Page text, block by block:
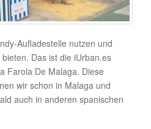
Aufladestelle nutzen und
Das ist die iUrban.es
Farola De Malaga. Diese
wir schon in Malaga und
auch in anderen spanischen